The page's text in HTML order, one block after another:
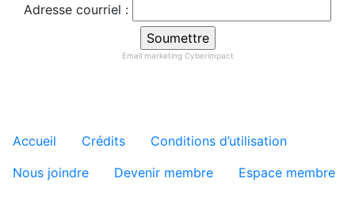
Adresse courriel :
Email marketing Cyberimpact
Menu tertiaire de pied de
Accueil Crédits
Conditions d’utilisation
Nous joindre
Devenir membre Espace membre